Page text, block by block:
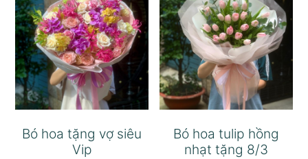
Bó hoa tặng vợ siêu
Vip
Bó hoa tulip hồng
nhạt tặng 8/3